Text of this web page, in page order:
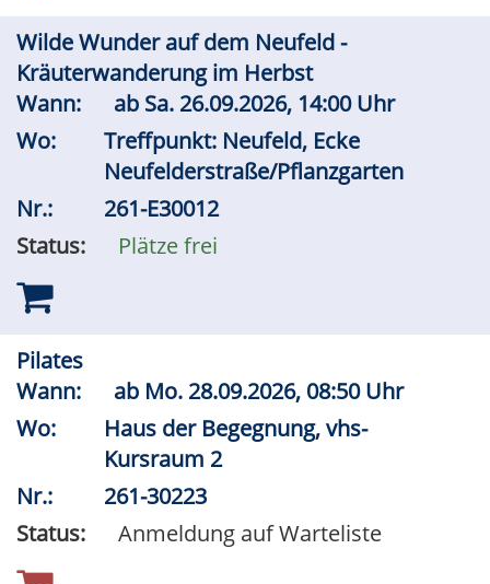
Wilde Wunder auf dem Neufeld -
Kräuterwanderung im Herbst
Wann:
ab Sa. 26.09.2026, 14:00 Uhr
Wo:
Treffpunkt: Neufeld, Ecke
Neufelderstraße/Pflanzgarten
Nr.:
261-E30012
Status:
Plätze frei
Pilates
Wann:
ab Mo. 28.09.2026, 08:50 Uhr
Wo:
Haus der Begegnung, vhs-
Kursraum 2
Nr.:
261-30223
Status:
Anmeldung auf Warteliste